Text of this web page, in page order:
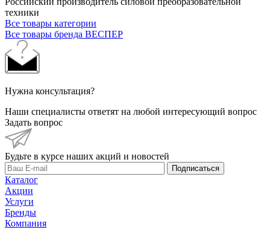
техники
Все товары категории
Все товары бренда ВЕСПЕР
Нужна консультация?
Наши специалисты ответят на любой интересующий вопрос
Задать вопрос
Будьте в курсе наших акций и новостей
Подписаться
Каталог
Акции
Услуги
Бренды
Компания